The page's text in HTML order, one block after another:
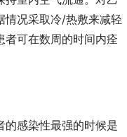
情况采取冷/热敷来减轻
者可在数周的时间内痊
的感染性最强的时候是